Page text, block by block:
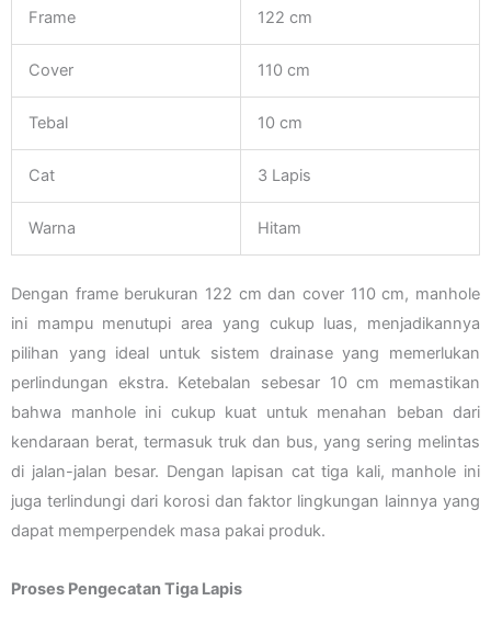
Frame 122 cm
Cover 110 cm
Tebal 10 cm
Cat 3 Lapis
Warna Hitam
Dengan frame berukuran 122 cm dan cover 110 cm, manhole
ini mampu menutupi area yang cukup luas, menjadikannya
pilihan yang ideal untuk sistem drainase yang memerlukan
perlindungan ekstra. Ketebalan sebesar 10 cm memastikan
bahwa manhole ini cukup kuat untuk menahan beban dari
kendaraan berat, termasuk truk dan bus, yang sering melintas
di jalan-jalan besar. Dengan lapisan cat tiga kali, manhole ini
juga terlindungi dari korosi dan faktor lingkungan lainnya yang
dapat memperpendek masa pakai produk.
Proses Pengecatan Tiga Lapis